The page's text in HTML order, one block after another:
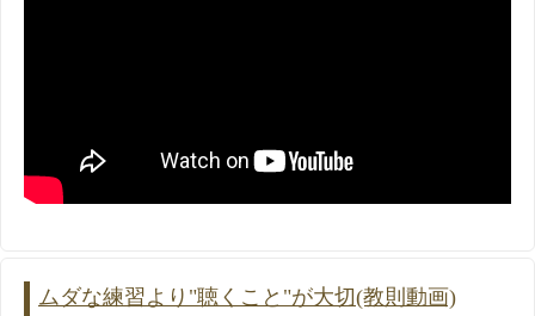
ムダな練習より"聴くこと"が大切(教則動画)